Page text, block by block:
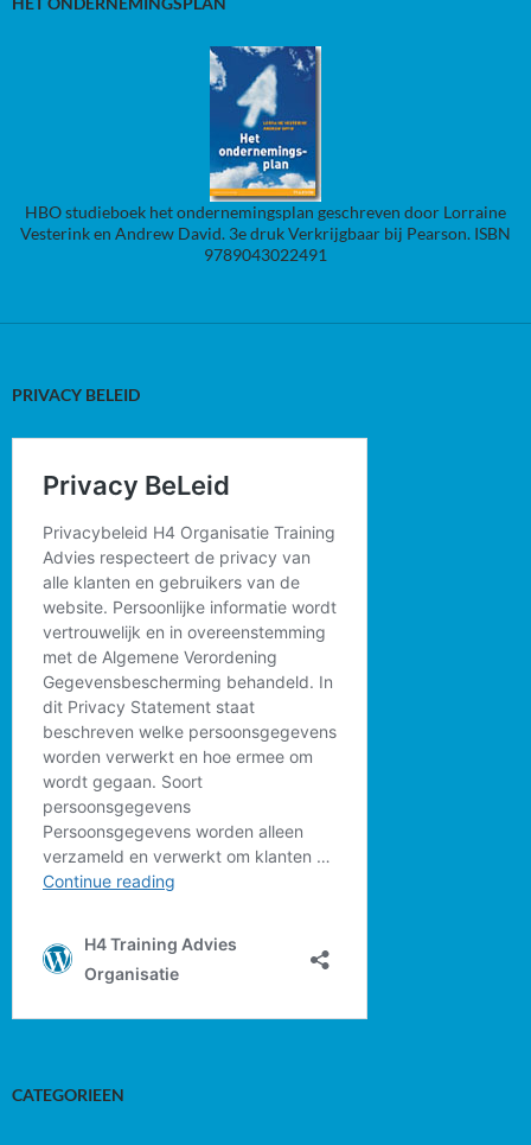
HBO studieboek het ondernemingsplan geschreven door Lorraine
Vesterink en Andrew David. 3e druk Verkrijgbaar bij Pearson. ISBN
9789043022491
PRIVACY BELEID
CATEGORIEEN